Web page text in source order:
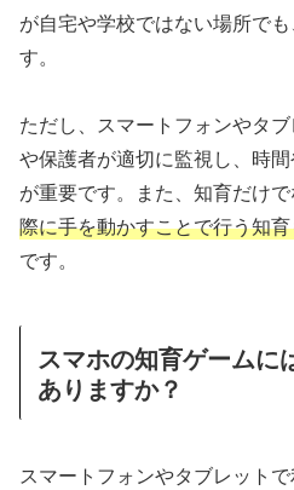
が自宅や学校ではない場所で
す。
ただし、スマートフォンやタ
や保護者が適切に監視し、時
が重要です。また、知育だけで
際に手を動かすことで行う知
です。
スマホの知育ゲームに
ありますか？
スマートフォンやタブレットで